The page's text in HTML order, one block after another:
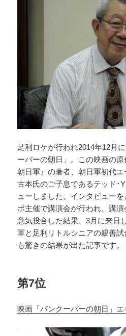
足利ロケが行われ2014年12月
ーバーの朝日」。この映画の
朝日軍』の著者、朝日軍初代
古本氏のご子息であるテッド･
ューしました。インタビュー
ボ主催で講演会が行われ、講
意気投合した結果、3月に来日
軍と足利リトルシニアの親善
も驚きの結果が出た記事です。
第7位
映画「バンクーバーの朝日」